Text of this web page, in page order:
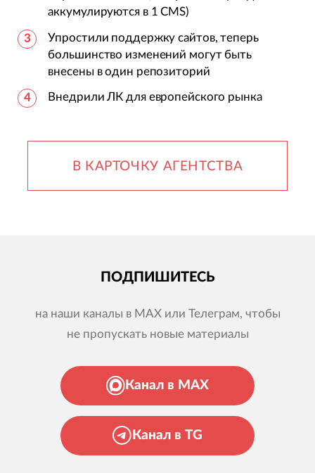
аккумулируются в 1 CMS)
Упростили поддержку сайтов, теперь
большинство изменений могут быть
внесены в один репозиторий
Внедрили ЛК для европейского рынка
В КАРТОЧКУ АГЕНТСТВА
ПОДПИШИТЕСЬ
на наши каналы в MAX или Телеграм, чтобы
не пропускать новые материалы
Канал в MAX
Канал в TG